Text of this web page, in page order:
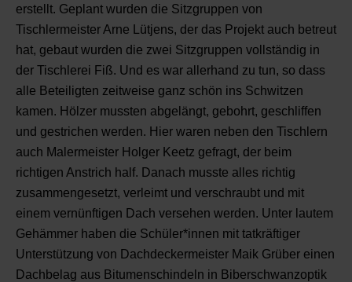
erstellt. Geplant wurden die Sitzgruppen von
Tischlermeister Arne Lütjens, der das Projekt auch betreut
hat, gebaut wurden die zwei Sitzgruppen vollständig in
der Tischlerei Fiß. Und es war allerhand zu tun, so dass
alle Beteiligten zeitweise ganz schön ins Schwitzen
kamen. Hölzer mussten abgelängt, gebohrt, geschliffen
und gestrichen werden. Hier waren neben den Tischlern
auch Malermeister Holger Keetz gefragt, der beim
richtigen Anstrich half. Danach musste alles richtig
zusammengesetzt, verleimt und verschraubt und mit
einem vernünftigen Dach versehen werden. Unter lautem
Gehämmer haben die Schüler*innen mit tatkräftiger
Unterstützung von Dachdeckermeister Maik Grüber einen
Dachbelag aus Bitumenschindeln in Biberschwanzoptik